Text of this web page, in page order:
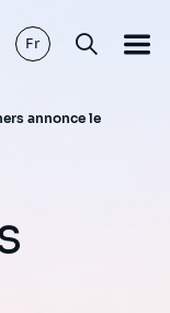
Fr
annonce le